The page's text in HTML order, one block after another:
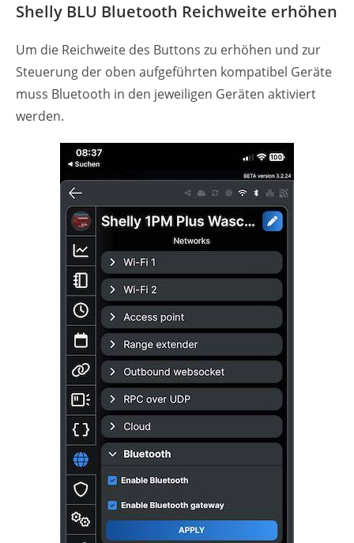
Shelly BLU Bluetooth Reichweite erhöhen
Um die Reichweite des Buttons zu erhöhen und zur
Steuerung der oben aufgeführten kompatibel Geräte
muss Bluetooth in den jeweiligen Geräten aktiviert
werden.